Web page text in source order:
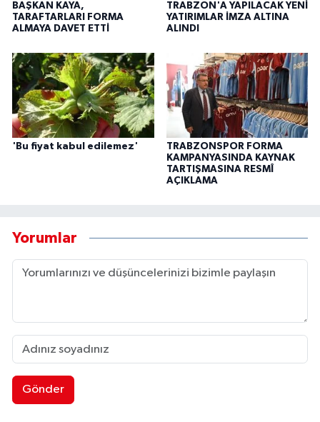
BAŞKAN KAYA,
TARAFTARLARI FORMA
ALMAYA DAVET ETTİ
TRABZON'A YAPILACAK YENİ
YATIRIMLAR İMZA ALTINA
ALINDI
'Bu fiyat kabul edilemez'
TRABZONSPOR FORMA
KAMPANYASINDA KAYNAK
TARTIŞMASINA RESMÎ
AÇIKLAMA
Yorumlar
Gönder